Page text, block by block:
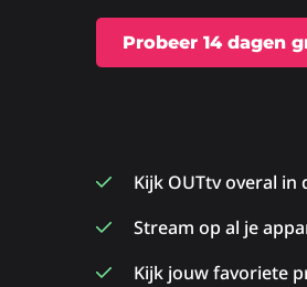
Probeer 14 dagen
Kijk OUTtv overal in
Stream op al je
Kijk jouw favoriete